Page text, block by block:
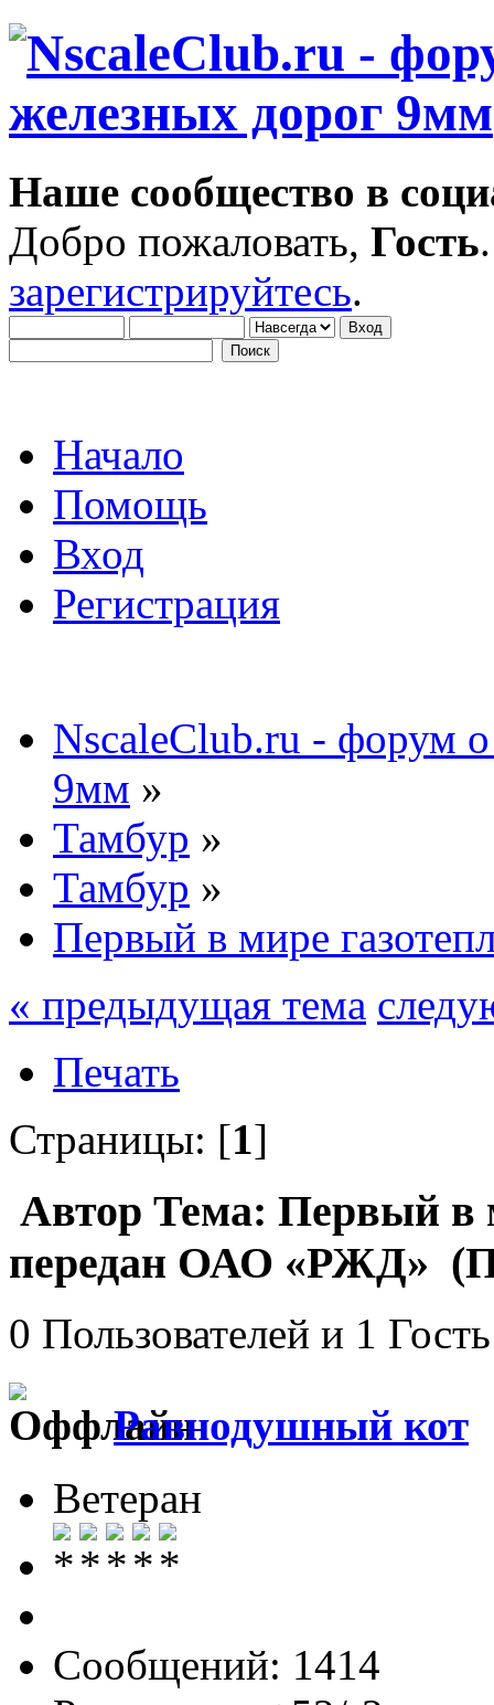
Наше сообщество в
Добро пожаловать, Гость
зарегистрируйтесь.
Начало
Помощь
Вход
Регистрация
NscaleClub.ru - форум
9мм »
Тамбур »
Тамбур »
Первый в мире
« предыдущая тема
Печать
Страницы: [1]
Автор Тема: Первый в
передан ОАО «РЖД»
0 Пользователей и 1
Равнодушный кот
Ветеран
Сообщений: 1414